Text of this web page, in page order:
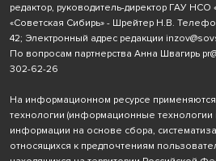
редактор, руководитель-директор ГАУ НСО
«Советская Сибирь» - Шрейтер Н.В.
42; Электронный адрес редакции
По вопросам партнерства Анна Швагирь
302-62-26
На информационном ресурсе
технологии (информационные технологии
информации на основе сбора,
относящихся к предпочтениям